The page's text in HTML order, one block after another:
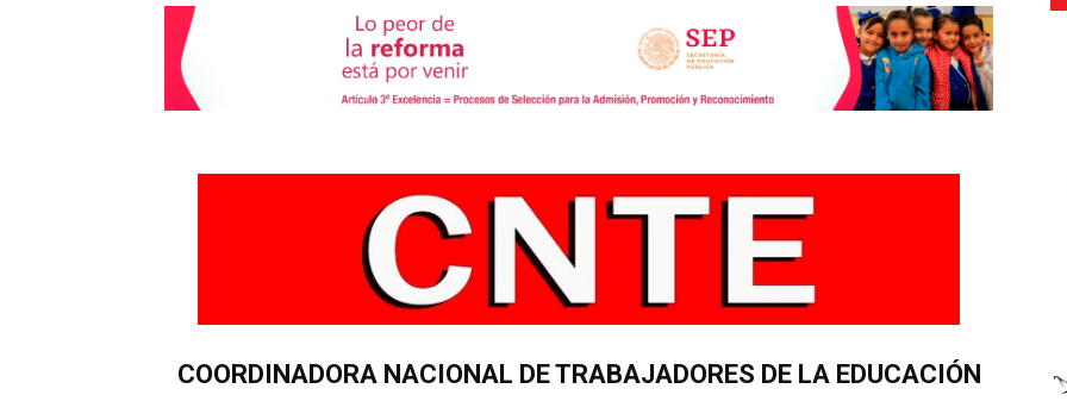
COORDINADORA NACIONAL DE TRABAJADORES DE LA EDUCACIÓN